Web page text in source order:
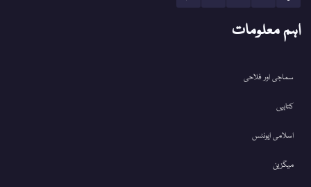
اہم معلومات
سماجی اور فلاحی
کتابیں
اسلامی ایونٹس
میگزین